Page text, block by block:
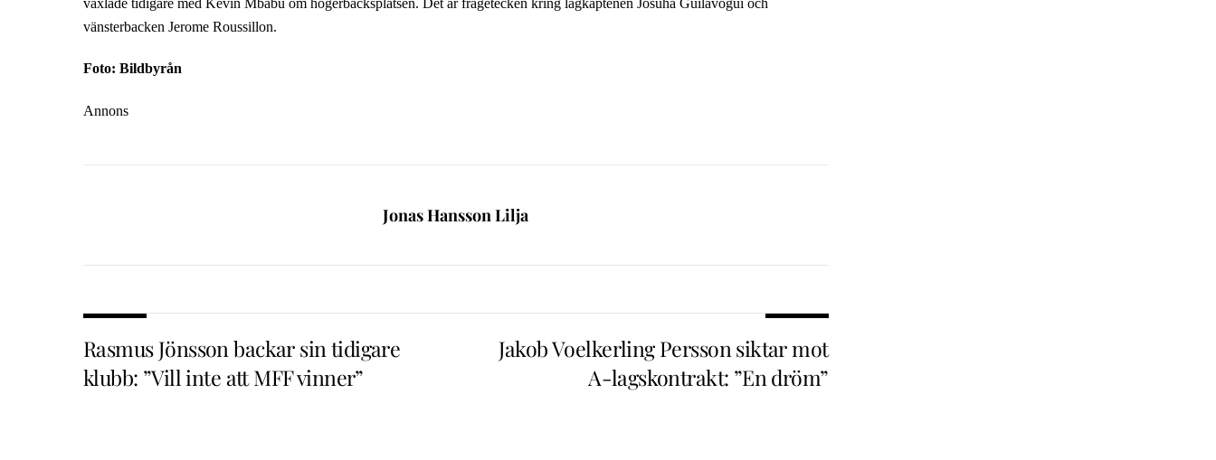
vänsterbacken Jerome Roussillon.
Foto: Bildbyrån
Annons
Jonas Hansson Lilja
Rasmus Jönsson backar sin tidigare
klubb: ”Vill inte att MFF vinner”
Jakob Voelkerling Persson siktar mot
A-lagskontrakt: ”En dröm”